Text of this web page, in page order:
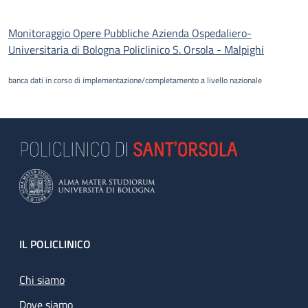
Descrizione
Monitoraggio Opere Pubbliche Azienda Ospedaliero-
Universitaria di Bologna Policlinico S. Orsola - Malpighi
banca dati in corso di implementazione/completamento a livello nazionale
Footer
IL POLICLINICO
Chi siamo
Dove siamo